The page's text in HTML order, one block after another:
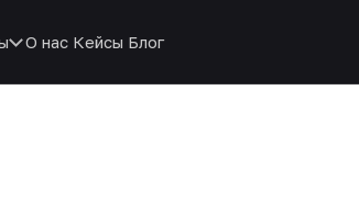
О нас Кейсы Блог